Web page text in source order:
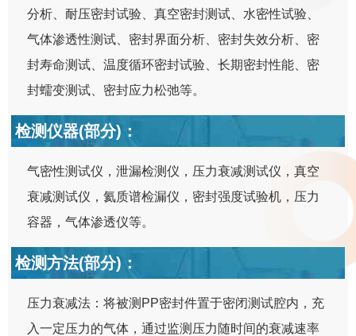
分析、耐压密封试验、真空密封测试、水密性试验、
气体渗透性测试、密封界面分析、密封失效分析、密
封寿命测试、温度循环密封试验、长期密封性能、密
封蠕变测试、密封应力松弛等。
检测仪器(部分)：
气密性测试仪，泄漏检测仪，压力衰减测试仪，真空
衰减测试仪，氦质谱检漏仪，密封强度试验机，压力
容器，气体渗透仪等。
检测方法(部分)：
压力衰减法：将被测PP密封件置于密闭测试腔内，充
入一定压力的气体，通过监测压力随时间的衰减速率